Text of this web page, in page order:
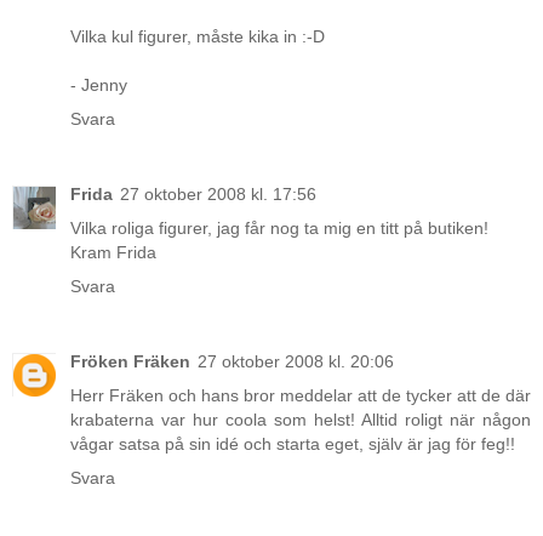
Vilka kul figurer, måste kika in :-D
- Jenny
Svara
Frida 27 oktober 2008 kl. 17:56
Vilka roliga figurer, jag får nog ta mig en titt på butiken!
Kram Frida
Svara
Fröken Fräken 27 oktober 2008 kl. 20:06
Herr Fräken och hans bror meddelar att de tycker att de där
krabaterna var hur coola som helst! Alltid roligt när någon
vågar satsa på sin idé och starta eget, själv är jag för feg!!
Svara